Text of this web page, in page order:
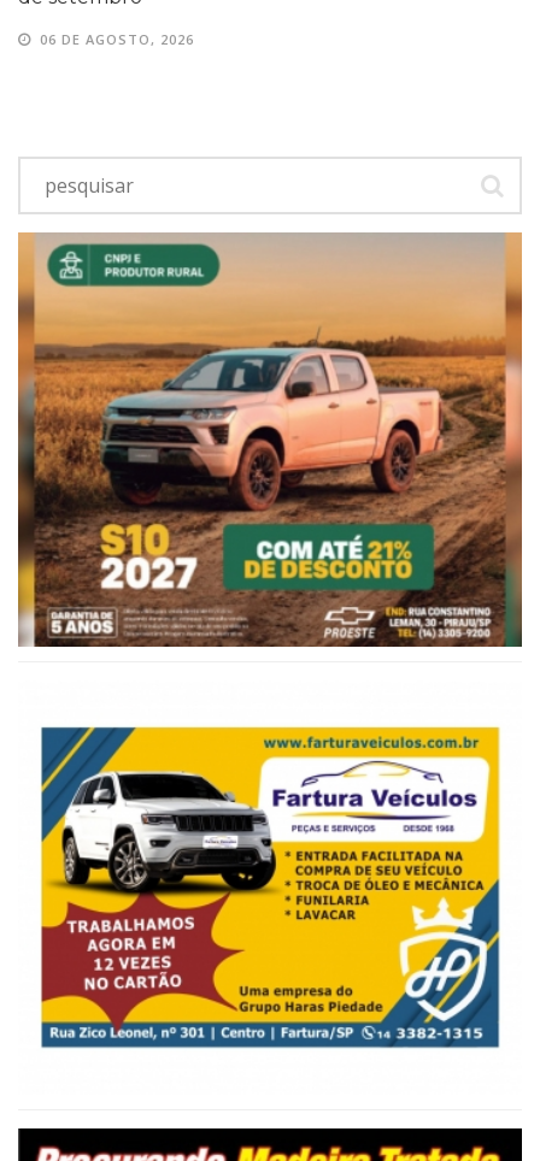
06 DE AGOSTO, 2026